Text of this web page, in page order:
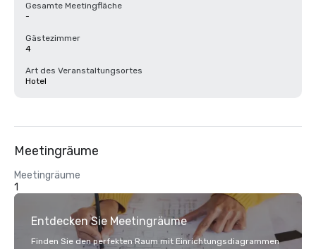
Gesamte Meetingfläche
-
Gästezimmer
4
Art des Veranstaltungsortes
Hotel
Meetingräume
Meetingräume
1
Entdecken Sie Meetingräume
Finden Sie den perfekten Raum mit Einrichtungsdiagrammen